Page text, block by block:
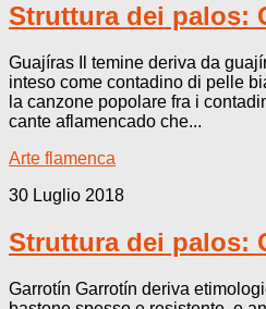
Struttura dei palos:
Guajíras Il temine deriva da
inteso come contadino di pelle
la canzone popolare fra i
cante aflamencado che...
Arte flamenca
30 Luglio 2018
Struttura dei palos:
Garrotín Garrotín deriva